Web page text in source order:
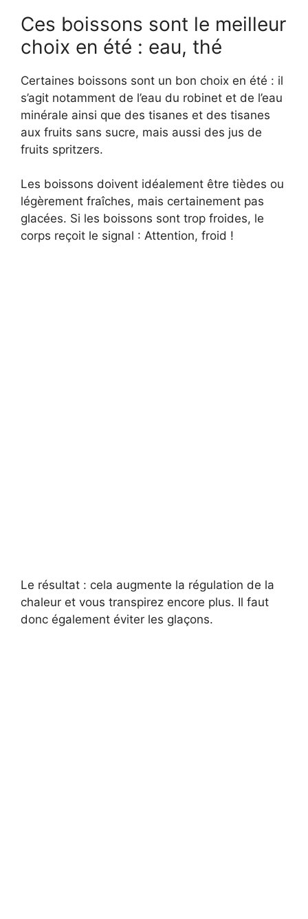
Ces boissons sont le meilleur
choix en été : eau, thé
Certaines boissons sont un bon choix en été : il
s’agit notamment de l’eau du robinet et de l’eau
minérale ainsi que des tisanes et des tisanes
aux fruits sans sucre, mais aussi des jus de
fruits spritzers.
Les boissons doivent idéalement être tièdes ou
légèrement fraîches, mais certainement pas
glacées. Si les boissons sont trop froides, le
corps reçoit le signal : Attention, froid !
Le résultat : cela augmente la régulation de la
chaleur et vous transpirez encore plus. Il faut
donc également éviter les glaçons.